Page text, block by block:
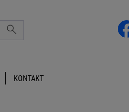
KONTAKT